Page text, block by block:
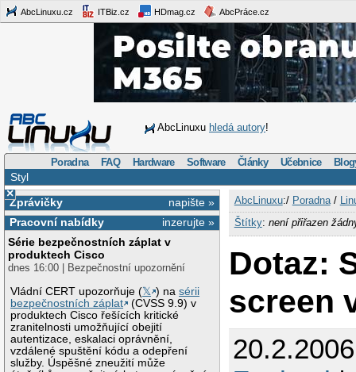
AbcLinuxu.cz ITBiz.cz HDmag.cz AbcPráce.cz
AbcLinuxu hledá autory!
Poradna FAQ Hardware Software Články Učebnice
Styl
×
napište »
Zprávičky
inzerujte »
Pracovní nabídky
Série bezpečnostních záplat v
produktech Cisco
dnes 16:00 | Bezpečnostní upozornění
Vládní CERT upozorňuje (𝕏 ) nasérii
bezpečnostních záplat
(CVSS 9.9) v
produktech Cisco řešících kritické
zranitelnosti umožňující obejití
autentizace, eskalaci oprávnění,
vzdálené spuštění kódu a odepření
služby. Úspěšné zneužití může
AbcLinuxu:/ Poradna/
Štítky: není přiřazen
Dotaz:
screen